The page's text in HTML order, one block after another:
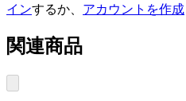
インするか、 アカウントを作成
関連商品